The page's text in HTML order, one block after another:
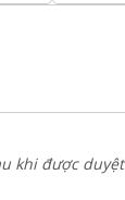
khi được duyệt